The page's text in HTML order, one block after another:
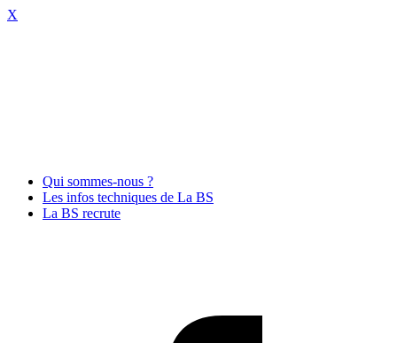
X
Qui sommes-nous ?
Les infos techniques de La BS
La BS recrute